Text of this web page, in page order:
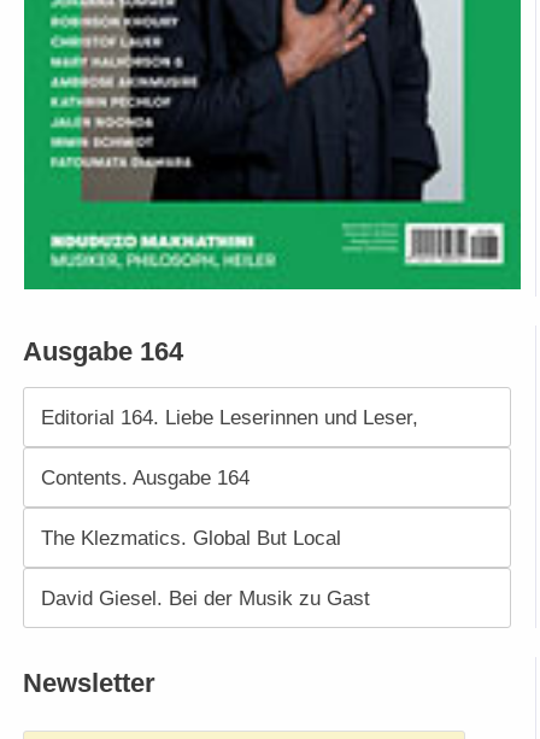
Ausgabe 164
Editorial 164. Liebe Leserinnen und Leser,
Contents. Ausgabe 164
The Klezmatics. Global But Local
David Giesel. Bei der Musik zu Gast
Newsletter